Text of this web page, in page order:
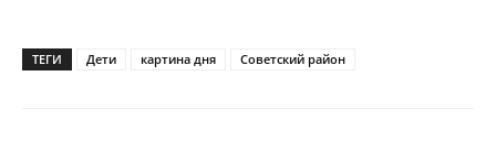
ТЕГИ Дети картина дня Советский район